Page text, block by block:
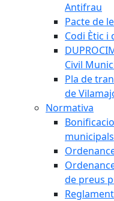
Antifrau
Pacte de
Codi Ètic i
Civil
Pla de
de
Normativa
municipals
de preus